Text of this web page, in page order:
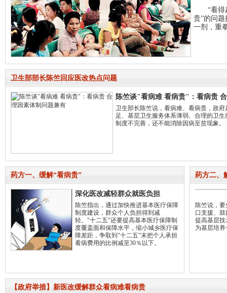
“看得起
贵”的问
一剂，重
卫生部部长陈竺回应医改热点问题
陈竺谈"看病难 看病贵"：看病贵
卫生部长陈竺说，看病难、看病贵，政
足、基层卫生服务体系薄弱、合理的卫
制度不完善，还不能消除因病至贫现象。
药方一、缓解“看病贵”
深化医改减轻群众就医负担
陈竺指出，通过加快推进基本医疗保障
制度建设，群众个人负担得到减
轻。"十二五"还要提高基本医疗保障制
度覆盖面和保障水平，缩小城乡医疗保
障差距，争取到"十二五"末把个人承担
看病费用的比例减至30％以下。
药方二、
陈竺说，
口支援、
提高基层
为基层培
【政府举措】新医改缓解群众看病难看病贵